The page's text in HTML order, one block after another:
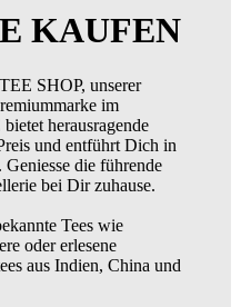
KAUFEN
SHOP, unserer
im
herausragende
und entführt Dich in
die führende
bei Dir zuhause.
Tees wie
oder erlesene
aus Indien, China und